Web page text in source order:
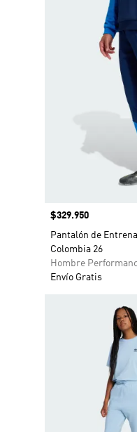
Precio
$329.950
Pantalón de
Colombia 26
Hombre
Envío Gratis